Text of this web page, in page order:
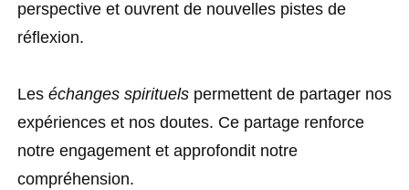
perspective et ouvrent de nouvelles pistes de
réflexion.
Les échanges spirituels permettent de partager nos
expériences et nos doutes. Ce partage renforce
notre engagement et approfondit notre
compréhension.